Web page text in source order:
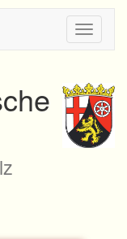
ein/